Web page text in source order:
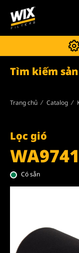
Tìm kiếm
Trang chủ Catalog
Lọc gió
WA9741
Có sẵn